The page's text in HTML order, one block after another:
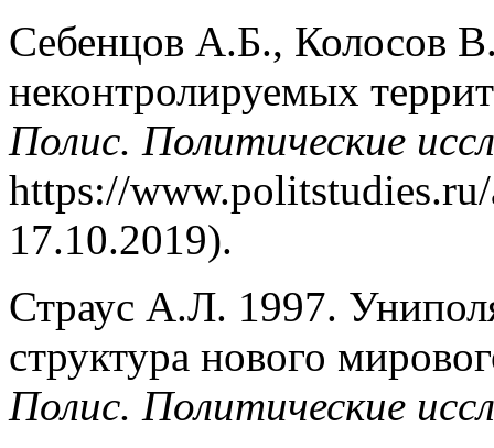
Себенцов А.Б., Колосов
неконтролируемых
Полис. Политические
https://
17.10.2019).
Страус А.Л. 1997.
структура нового
Полис. Политические